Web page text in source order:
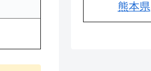
熊本県